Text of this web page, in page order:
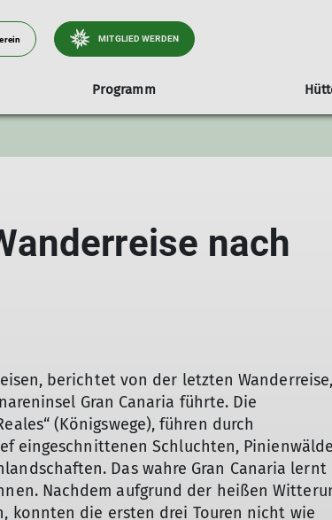
MITGLIED WERDEN
Programm
Kletterkurse
Kletterkurse Gruppen
Eltern Kind Bouldern
Klettergruppe Kinder
nach
berichtet von der letzten Wanderreise,
Gran Canaria führte. Die
(Königswege), führen durch
eingeschnittenen Schluchten,
Das wahre Gran Canaria lernt
Nachdem aufgrund der heißen
konnten die ersten drei Touren nicht wie